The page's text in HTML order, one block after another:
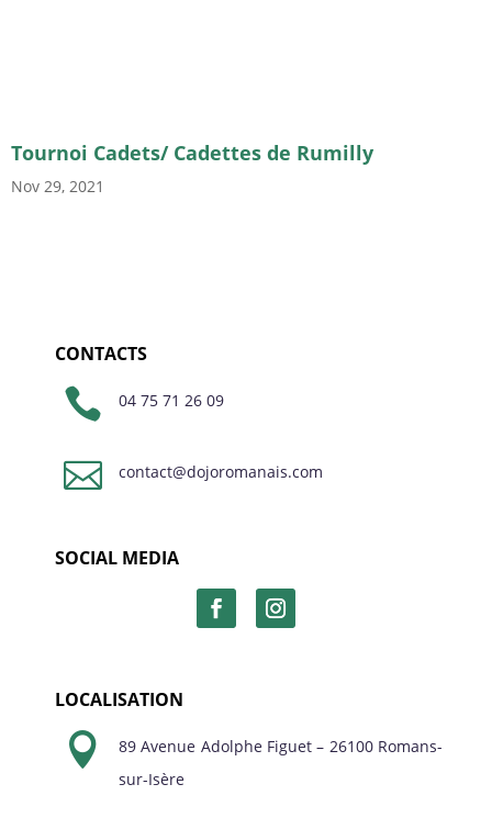
Tournoi Cadets/ Cadettes de Rumilly
Nov 29, 2021
CONTACTS
 04 75 71 26 09
 contact@dojoromanais.com
SOCIAL MEDIA
LOCALISATION

89 Avenue Adolphe Figuet – 26100 Romans-
sur-Isère